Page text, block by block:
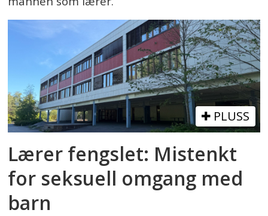
PLUSS
Lærer fengslet: Mistenkt
for seksuell omgang med
barn